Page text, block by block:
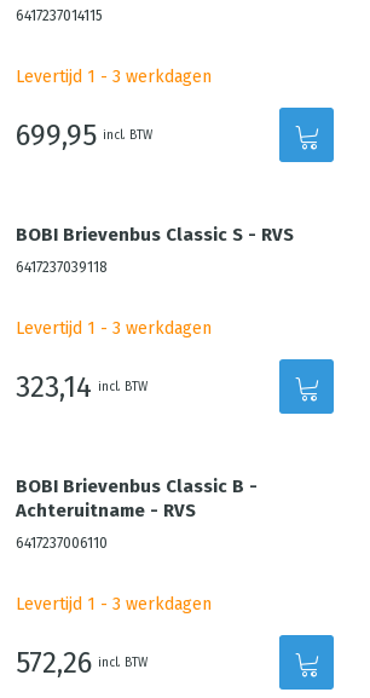
6417237014115
Levertijd 1 - 3 werkdagen
699,95 incl. BTW
BOBI Brievenbus Classic S - RVS
6417237039118
Levertijd 1 - 3 werkdagen
323,14 incl. BTW
BOBI Brievenbus Classic B -
Achteruitname - RVS
6417237006110
Levertijd 1 - 3 werkdagen
572,26 incl. BTW